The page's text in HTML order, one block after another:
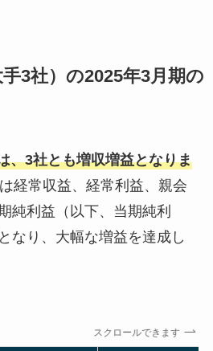
3社）の2025年3月期の
、3社とも増収増益となりま
経常収益、経常利益、親会
純利益（以下、当期純利
なり、大幅な増益を達成し
スクロールできます